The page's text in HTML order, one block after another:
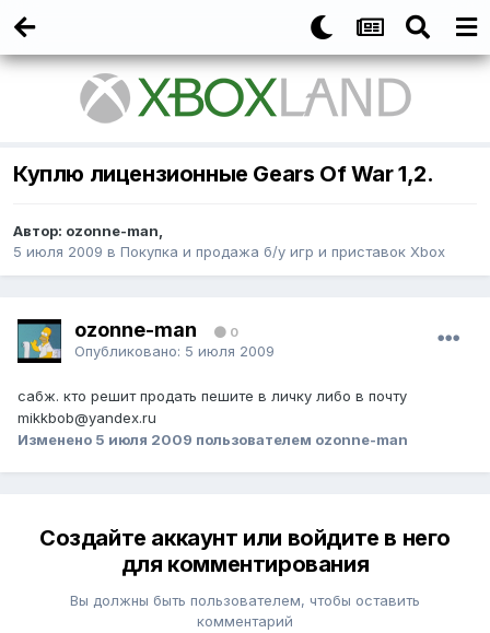
Куплю лицензионные Gears Of War 1,2.
Автор: ozonne-man,
5 июля 2009 в Покупка и продажа б/у игр и приставок Xbox
ozonne-man 0
Опубликовано: 5 июля 2009
сабж. кто решит продать пешите в личку либо в почту
mikkbob@yandex.ru
Изменено 5 июля 2009 пользователем ozonne-man
Создайте аккаунт или войдите в него
для комментирования
Вы должны быть пользователем, чтобы оставить
комментарий